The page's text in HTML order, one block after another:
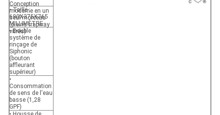
Conception
moderne en un
seul morceau
(pleins trapway
vitrés)
• Taille :
690X375X765
MILLIMÈTRE
• Double
système de
rinçage de
Siphonic
(bouton
affleurant
supérieur)
•
Consommation
de sens de l'eau
basse (1,28
GPF)